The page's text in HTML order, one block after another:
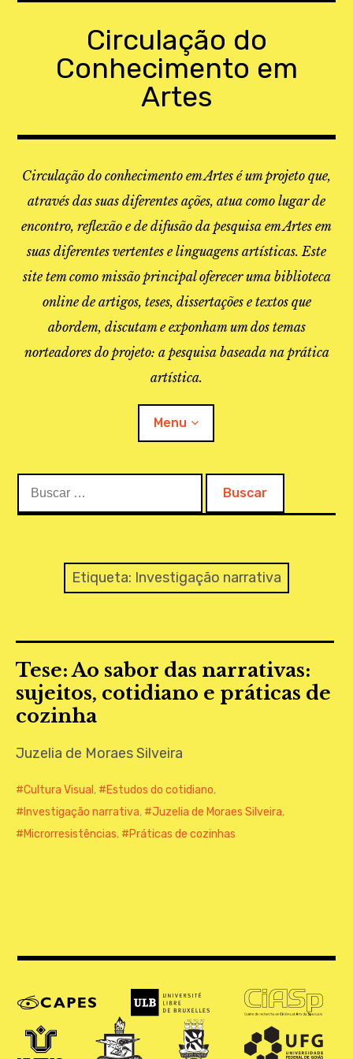
Circulação do
Conhecimento em
Artes
Circulação do conhecimento em Artes é um projeto que,
através das suas diferentes ações, atua como lugar de
encontro, reflexão e de difusão da pesquisa em Artes em
suas diferentes vertentes e linguagens artísticas. Este
site tem como missão principal oferecer uma biblioteca
online de artigos, teses, dissertações e textos que
abordem, discutam e exponham um dos temas
norteadores do projeto: a pesquisa baseada na prática
artística.
Menu
O PROJETO
MAPEAMENTO
REVISTA IEPA
CONTATO
Etiqueta: Investigação narrativa
Tese: Ao sabor das narrativas:
sujeitos, cotidiano e práticas de
cozinha
Juzelia de Moraes Silveira
Cultura Visual , Estudos do cotidiano,
Investigação narrativa, Juzelia de Moraes Silveira,
Microrresistências, Práticas de cozinhas